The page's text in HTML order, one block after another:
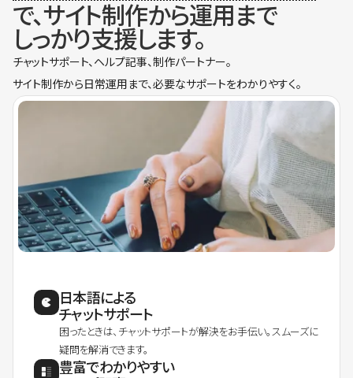
で、サイト制作から運用まで
しっかり支援します。
チャットサポート、ヘルプ記事、制作パートナー。
サイト制作から日常運用まで、必要なサポートをわかりやすく。
日本語による
チャットサポート
困ったときは、チャットサポートが解決をお手伝い。スムーズに
疑問を解消できます。
豊富でわかりやすい